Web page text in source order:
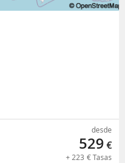
desde
529 €
+ 223 €Tasas